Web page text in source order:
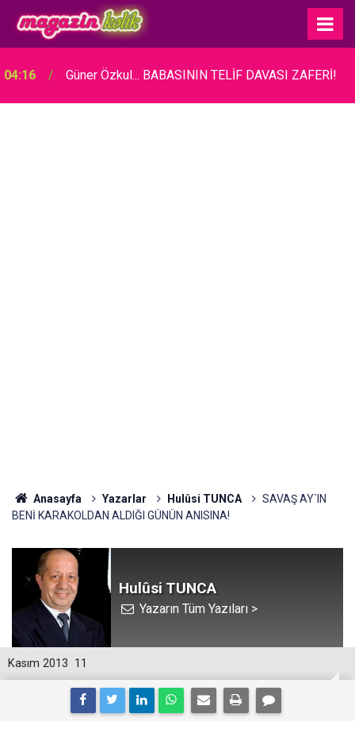
04:16 Güner Özkul... BABASININ TELİF DAVASI ZAFERİ!
Anasayfa Yazarlar Hulûsi TUNCA
SAVAŞ AY`IN
BENİ KARAKOLDAN ALDIĞI GÜNÜN ANISINA!
Hulûsi TUNCA
Yazarın Tüm Yazıları >
11
Kasım 2013